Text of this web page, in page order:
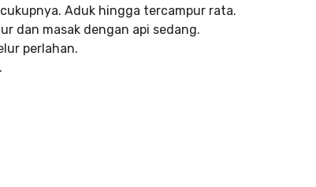
Aduk hingga tercampur rata.
dan masak dengan api sedang.
perlahan.